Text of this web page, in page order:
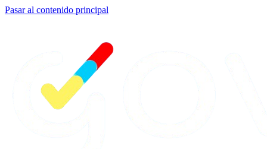
Pasar al contenido principal